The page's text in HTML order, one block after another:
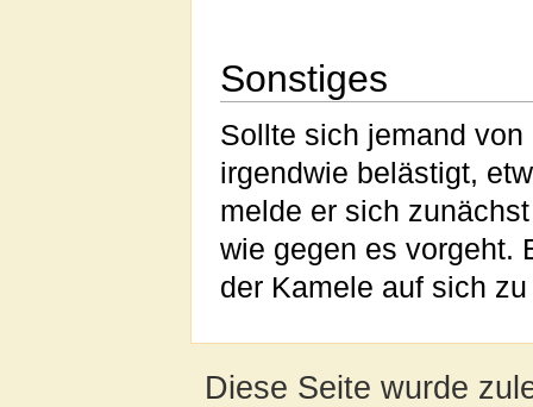
Sonstiges
Sollte sich jemand
irgendwie belästigt,
melde er sich
wie gegen es vorgeht.
der Kamele auf sich
Diese Seite wurde